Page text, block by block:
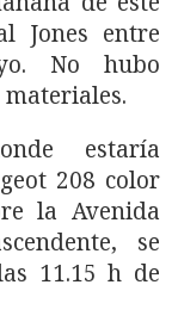
Jones entre
No hubo
estaría
208 color
la Avenida
se
11.15 h de